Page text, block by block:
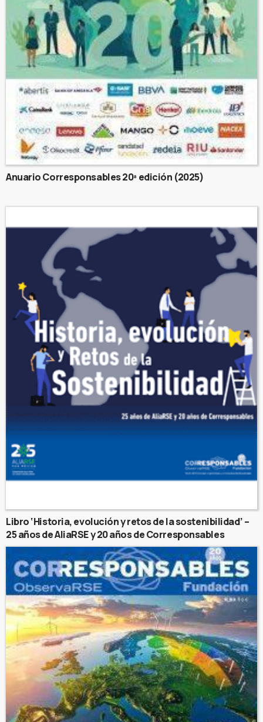
Anuario Corresponsables 20ª edición (2025)
Libro ‘Historia, evolución y retos de la sostenibilidad’ –
25 años de AliaRSE y 20 años de Corresponsables